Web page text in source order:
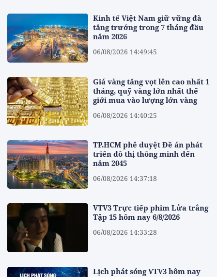
Kinh tế Việt Nam giữ vững đà
tăng trưởng trong 7 tháng đầu
năm 2026
06/08/2026 14:49:45
Giá vàng tăng vọt lên cao nhất 1
tháng, quỹ vàng lớn nhất thế
giới mua vào lượng lớn vàng
06/08/2026 14:40:25
TP.HCM phê duyệt Đề án phát
triển đô thị thông minh đến
năm 2045
06/08/2026 14:37:18
VTV3 Trực tiếp phim Lửa trắng
Tập 15 hôm nay 6/8/2026
06/08/2026 14:33:28
Lịch phát sóng VTV3 hôm nay